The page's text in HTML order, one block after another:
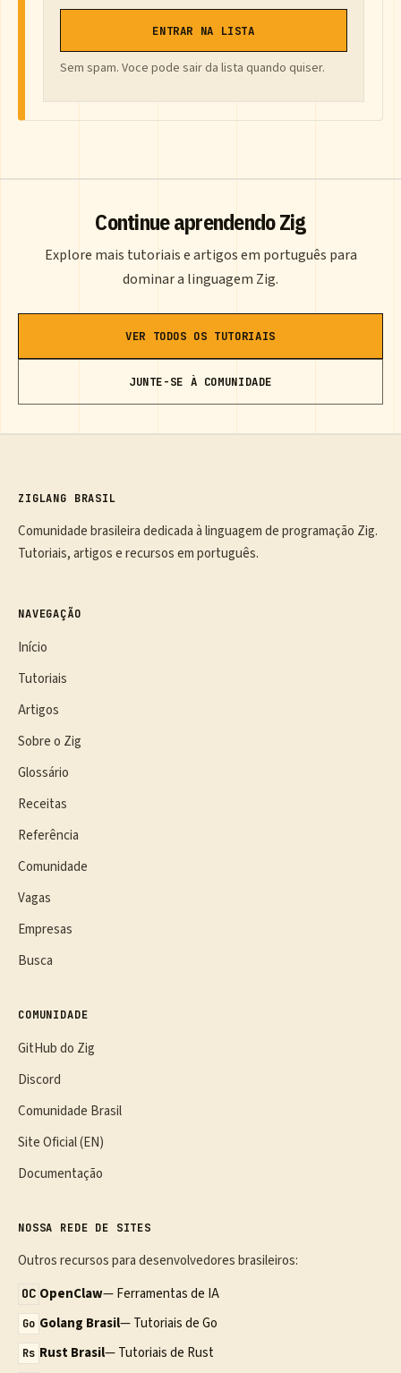
ENTRAR NA LISTA
Sem spam. Voce pode sair da lista quando quiser.
Continue aprendendo Zig
Explore mais tutoriais e artigos em português para
dominar a linguagem Zig.
VER TODOS OS TUTORIAIS
JUNTE-SE À COMUNIDADE
ZIGLANG BRASIL
Comunidade brasileira dedicada à linguagem de programação Zig.
Tutoriais, artigos e recursos em português.
NAVEGAÇÃO
Início
Tutoriais
Artigos
Sobre o Zig
Glossário
Receitas
Referência
Comunidade
Vagas
Empresas
Busca
COMUNIDADE
GitHub do Zig
Discord
Comunidade Brasil
Site Oficial (EN)
Documentação
NOSSA REDE DE SITES
Outros recursos para desenvolvedores brasileiros:
OC OpenClaw— Ferramentas de IA
Go Golang Brasil— Tutoriais de Go
Rs Rust Brasil— Tutoriais de Rust